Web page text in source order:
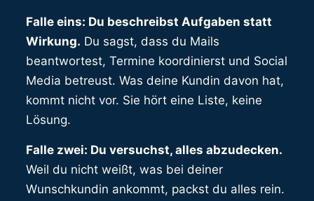
Falle eins: Du beschreibst Aufgaben statt
Wirkung. Du sagst, dass du Mails
beantwortest, Termine koordinierst und Social
Media betreust. Was deine Kundin davon hat,
kommt nicht vor. Sie hört eine Liste, keine
Lösung.
Falle zwei: Du versuchst, alles abzudecken.
Weil du nicht weißt, was bei deiner
Wunschkundin ankommt, packst du alles rein.